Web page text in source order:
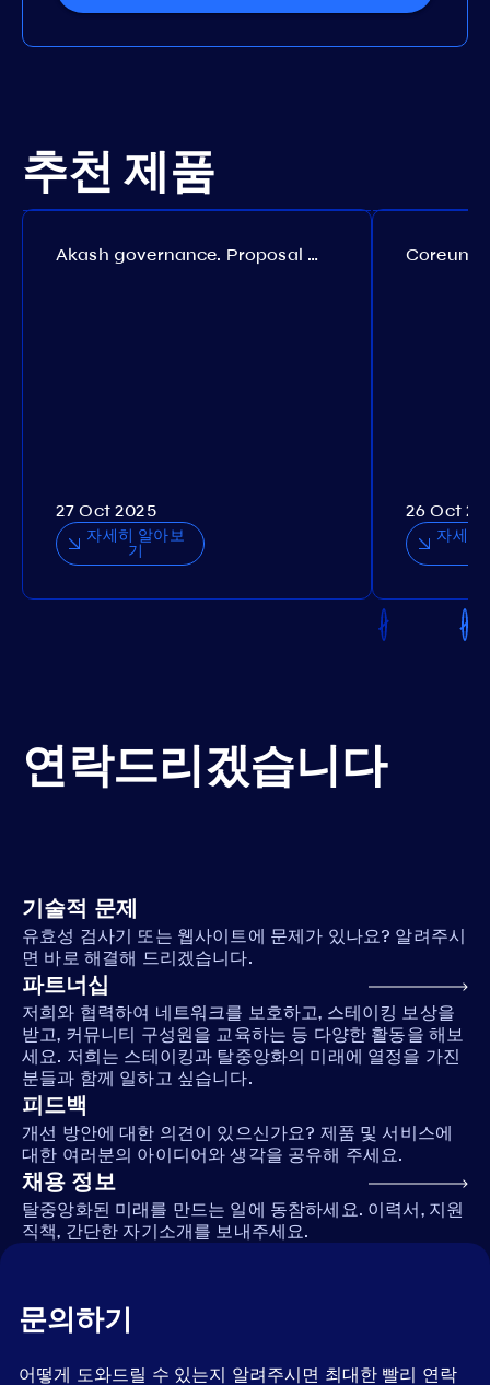
추천 제품
Akash governance. Proposal №308
27 Oct 2025
자세히 알아보
기
26 Oct
자세히
연락드리겠습니다
기술적 문제
유효성 검사기 또는 웹사이트에 문제가 있나요? 알려주시
면 바로 해결해 드리겠습니다.
파트너십
저희와 협력하여 네트워크를 보호하고, 스테이킹 보상을
받고, 커뮤니티 구성원을 교육하는 등 다양한 활동을 해보
세요. 저희는 스테이킹과 탈중앙화의 미래에 열정을 가진
분들과 함께 일하고 싶습니다.
피드백
개선 방안에 대한 의견이 있으신가요? 제품 및 서비스에
대한 여러분의 아이디어와 생각을 공유해 주세요.
채용 정보
탈중앙화된 미래를 만드는 일에 동참하세요. 이력서, 지원
직책, 간단한 자기소개를 보내주세요.
문의하기
어떻게 도와드릴 수 있는지 알려주시면 최대한 빨리 연락